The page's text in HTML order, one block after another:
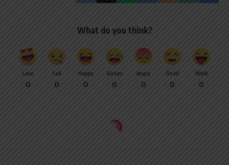
What do you think?
Love
0
Sad
0
Happy
0
Sleepy
0
Angry
0
Dead
0
Wink
0